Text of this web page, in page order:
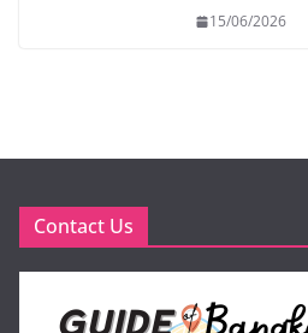
15/06/2026
Contact Us